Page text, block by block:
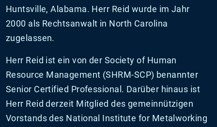
Huntsville, Alabama. Herr Reid wurde im Jahr
2000 als Rechtsanwalt in North Carolina
zugelassen.
Herr Reid ist ein von der Society of Human
Resource Management (SHRM-SCP) benannter
Senior Certified Professional. Darüber hinaus ist
Herr Reid derzeit Mitglied des gemeinnützigen
Vorstands des National Institute for Metalworking